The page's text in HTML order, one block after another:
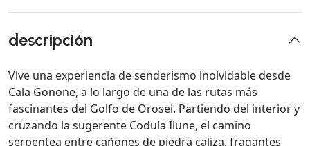
descripción
Vive una experiencia de senderismo inolvidable desde
Cala Gonone, a lo largo de una de las rutas más
fascinantes del Golfo de Orosei. Partiendo del interior y
cruzando la sugerente Codula Ilune, el camino
serpentea entre cañones de piedra caliza, fragantes